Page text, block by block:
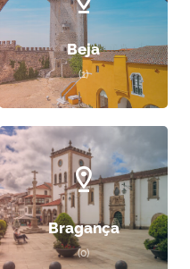
Beja
(1)
Bragança
(0)